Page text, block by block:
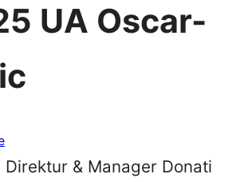
UA Oscar-
Direktur & Manager Donati